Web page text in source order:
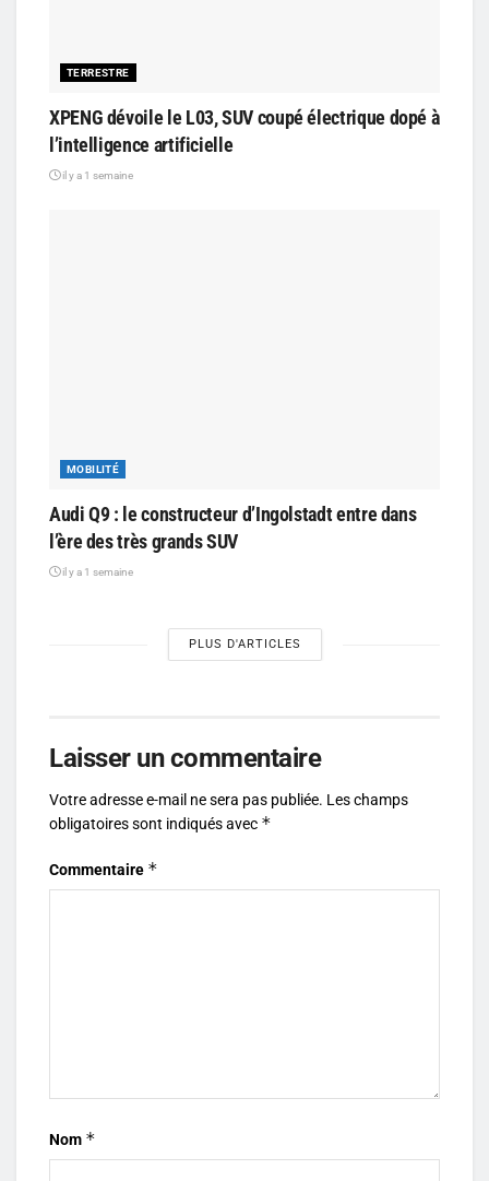
TERRESTRE
XPENG dévoile le L03, SUV coupé électrique dopé à
l’intelligence artificielle
il y a 1 semaine
MOBILITÉ
Audi Q9 : le constructeur d’Ingolstadt entre dans
l’ère des très grands SUV
il y a 1 semaine
PLUS D'ARTICLES
Laisser un commentaire
Votre adresse e-mail ne sera pas publiée. Les champs
obligatoires sont indiqués avec *
Commentaire *
Nom *